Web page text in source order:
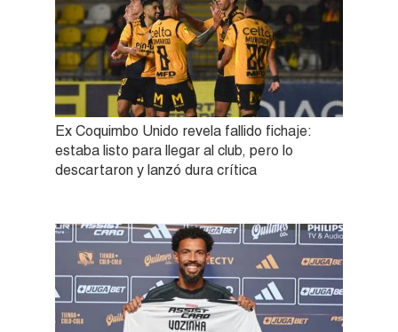
Ex Coquimbo Unido revela fallido fichaje:
estaba listo para llegar al club, pero lo
descartaron y lanzó dura crítica